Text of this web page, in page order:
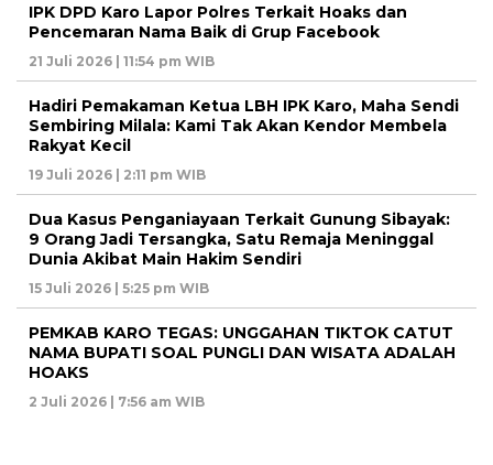
IPK DPD Karo Lapor Polres Terkait Hoaks dan
Pencemaran Nama Baik di Grup Facebook
21 Juli 2026 | 11:54 pm WIB
Hadiri Pemakaman Ketua LBH IPK Karo, Maha Sendi
Sembiring Milala: Kami Tak Akan Kendor Membela
Rakyat Kecil
19 Juli 2026 | 2:11 pm WIB
Dua Kasus Penganiayaan Terkait Gunung Sibayak:
9 Orang Jadi Tersangka, Satu Remaja Meninggal
Dunia Akibat Main Hakim Sendiri
15 Juli 2026 | 5:25 pm WIB
PEMKAB KARO TEGAS: UNGGAHAN TIKTOK CATUT
NAMA BUPATI SOAL PUNGLI DAN WISATA ADALAH
HOAKS
2 Juli 2026 | 7:56 am WIB